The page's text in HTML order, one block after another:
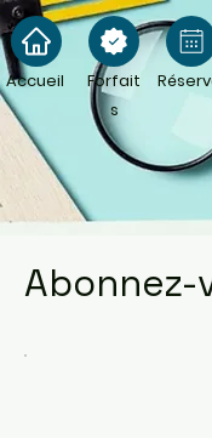
Accueil
Forfait
s
Abonnez-